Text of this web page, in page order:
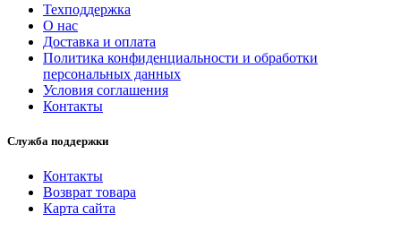
Техподдержка
О нас
Доставка и оплата
Политика конфиденциальности и обработки
персональных данных
Условия соглашения
Контакты
Служба поддержки
Контакты
Возврат товара
Карта сайта